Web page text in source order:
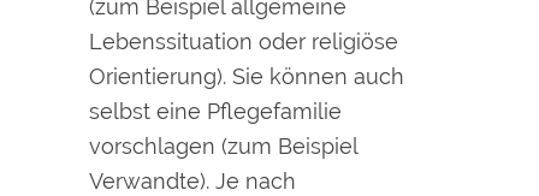
(zum Beispiel allgemeine
Lebenssituation oder religiöse
Orientierung). Sie können auch
selbst eine Pflegefamilie
vorschlagen (zum Beispiel
Verwandte). Je nach